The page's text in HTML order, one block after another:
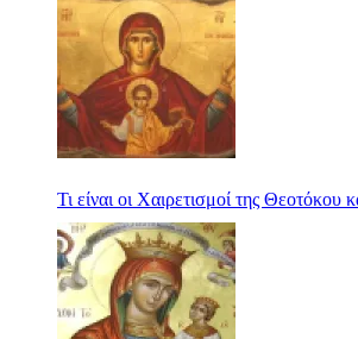
Τι είναι οι Χαιρετισμοί της Θεοτόκου